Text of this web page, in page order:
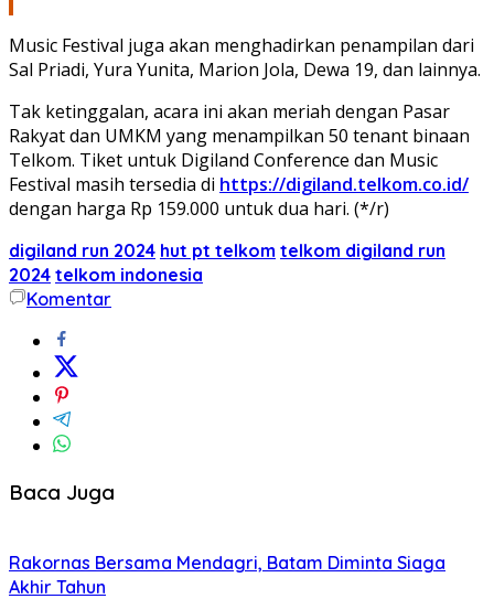
Music Festival juga akan menghadirkan penampilan dari
Sal Priadi, Yura Yunita, Marion Jola, Dewa 19, dan lainnya.
Tak ketinggalan, acara ini akan meriah dengan Pasar
Rakyat dan UMKM yang menampilkan 50 tenant binaan
Telkom. Tiket untuk Digiland Conference dan Music
Festival masih tersedia di https://digiland.telkom.co.id/
dengan harga Rp 159.000 untuk dua hari. (*/r)
digiland run 2024 hut pt telkom telkom digiland run
2024 telkom indonesia
Komentar
Baca Juga
Rakornas Bersama Mendagri, Batam Diminta Siaga
Akhir Tahun